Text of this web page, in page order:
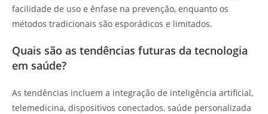
facilidade de uso e ênfase na prevenção, enquanto os
métodos tradicionais são esporádicos e limitados.
Quais são as tendências futuras da tecnologia
em saúde?
As tendências incluem a integração de inteligência artificial,
telemedicina, dispositivos conectados, saúde personalizada